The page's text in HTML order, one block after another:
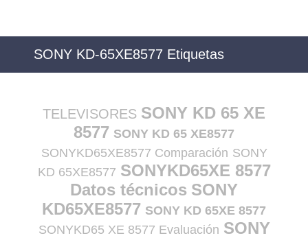
SONY KD-65XE8577 Etiquetas
TELEVISORES SONY KD 65 XE
8577 SONY KD 65 XE8577
SONYKD65XE8577 Comparación SONY
KD 65XE8577 SONYKD65XE 8577
Datos técnicos SONY
KD65XE8577 SONY KD 65XE 8577
SONYKD65 XE 8577 Evaluación SONY